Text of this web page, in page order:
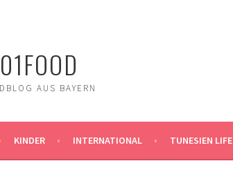
AUS BAYERN
KINDER INTERNATIONAL TUNESIEN LIFE